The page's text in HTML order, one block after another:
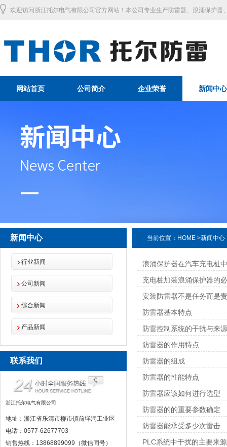
欢迎访问浙江托尔电气有限公司官方网站！本公司专业生产防雷器、浪涌保护器
网站首页 公司简介 企业荣誉 新闻中心
新闻中心
行业新闻
公司新闻
综合新闻
产品新闻
联系我们
浙江托尔电气有限公司
地址：浙江省乐清市柳市镇前垟洞工业区
电话：0577-62677703
销售热线：13868899099（微信同号）
当前位置： HOME >新闻中心
浪涌保护器在汽车充电桩
充电桩加装浪涌保护器的
安装防雷器不是任务而是
防雷器基本特点
防雷控制系统的干扰与来源
防雷器的作用特点
防雷器的组成
防雷器的性能特点
防雷器应该如何进行选型
防雷器的的重要参数确定
防雷器能承受多少次雷击
PLC系统中干扰的主要来